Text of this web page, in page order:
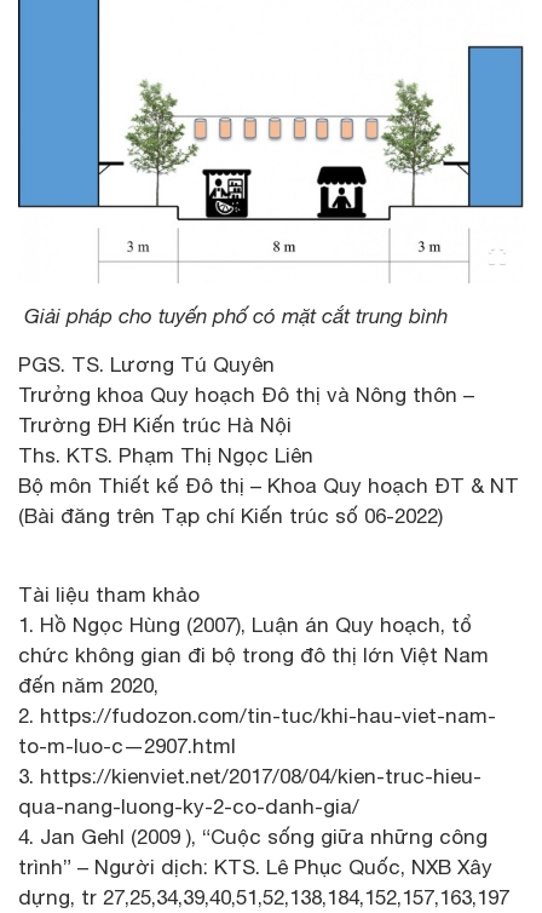
Giải pháp cho tuyến phố có mặt cắt trung bình
PGS. TS. Lương Tú Quyên
Trưởng khoa Quy hoạch Đô thị và Nông thôn –
Trường ĐH Kiến trúc Hà Nội
Ths. KTS. Phạm Thị Ngọc Liên
Bộ môn Thiết kế Đô thị – Khoa Quy hoạch ĐT & NT
(Bài đăng trên Tạp chí Kiến trúc số 06-2022)
Tài liệu tham khảo
1. Hồ Ngọc Hùng (2007), Luận án Quy hoạch, tổ
chức không gian đi bộ trong đô thị lớn Việt Nam
đến năm 2020,
2. https://fudozon.com/tin-tuc/khi-hau-viet-nam-
to-m-luo-c—2907.html
3. https://kienviet.net/2017/08/04/kien-truc-hieu-
qua-nang-luong-ky-2-co-danh-gia/
4. Jan Gehl (2009 ), “Cuộc sống giữa những công
trình” – Người dịch: KTS. Lê Phục Quốc, NXB Xây
dựng, tr 27,25,34,39,40,51,52,138,184,152,157,163,197